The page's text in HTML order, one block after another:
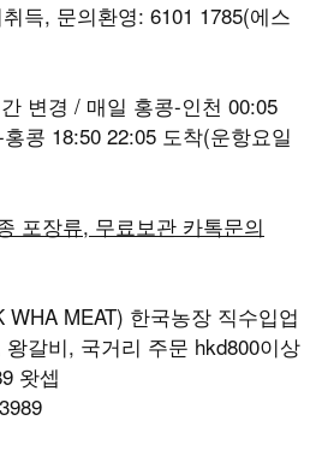
득, 문의환영: 6101 1785(에스
변경 / 매일 홍콩-인천 00:05
콩 18:50 22:05 도착(운항요일
포장류, 무료보관 카톡문의
MEAT) 한국농장 직수입업
갈비, 국거리 주문 hkd800이상
왓셉